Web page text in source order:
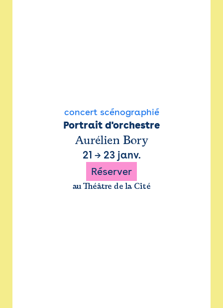
concert scénographié
Portrait d'orchestre
Aurélien Bory
21 → 23 janv.
Réserver
au Théâtre de la Cité